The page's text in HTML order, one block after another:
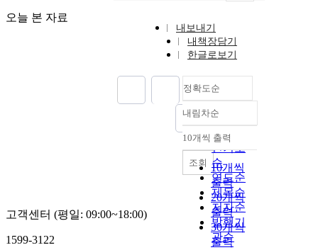
오늘 본 자료
내보내기
내책장담기
한글로보기
정확도순
정확도
순
인기도
순
연도순
제목순
저자순
발행기
관순
내림차순
내림차순
10개씩 출력
10개씩
출력
20개씩
출력
30개씩
출력
조회
고객센터 (평일: 09:00~18:00)
1599-3122